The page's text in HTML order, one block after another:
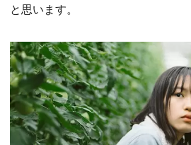
と思います。